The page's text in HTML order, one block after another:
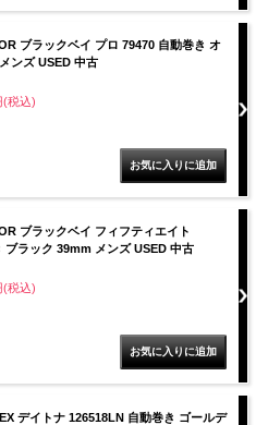
ブラックベイ プロ 79470 自動巻き オ
ンズ USED 中古
(税込)
ブラックベイ フィフティエイト
ブラック 39mm メンズ USED 中古
(税込)
デイトナ 126518LN 自動巻き ゴールデ